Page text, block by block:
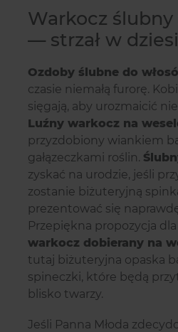
Warkocz
— strzał w
Ozdoby ślubne do
czasie niemałą furorę.
sięgają, aby urozmaicić
Luźny warkocz na
przyzdobiony wiankiem
gałązeczkami roślin.
zyskać na urodzie, jeśli
zostanie biżuteryjną
prezentować się
Przepiękna propozycja
warkocz dobierany na
tutaj biżuteryjna opaska
spineczki, które będą
blisko twarzy.
Jeśli Panna Młoda